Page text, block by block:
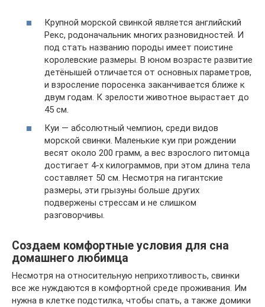
Крупной морской свинкой является английский
Рекс, родоначальник многих разновидностей. И
под стать названию породы имеет поистине
королевские размеры. В юном возрасте развитие
детёнышей отличается от основных параметров,
и взросление поросенка заканчивается ближе к
двум годам. К зрелости животное вырастает до
45 см.
Куи — абсолютный чемпион, среди видов
морской свинки. Маленькие куи при рождении
весят около 200 грамм, а вес взрослого питомца
достигает 4-х килограммов, при этом длина тела
составляет 50 см. Несмотря на гигантские
размеры, эти грызуны больше других
подвержены стрессам и не слишком
разговорчивы.
Создаем комфортные условия для сна
домашнего любимца
Несмотря на относительную неприхотливость, свинки
все же нуждаются в комфортной среде проживания. Им
нужна в клетке подстилка, чтобы спать, а также домики